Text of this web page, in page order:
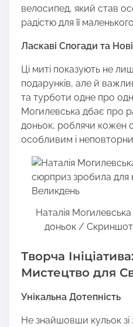
велосипед, який став
радістю для її
Ласкаві Спогади та
Ці миті показують не
подарунків, але й
та турботи одне про
Могилевська дбає про
доньок, роблячи кожен
особливим і
Наталія
доньок / Скриншот
Творча
Мистецтво для
Унікальна Дотепність
Не знайшовши кульок